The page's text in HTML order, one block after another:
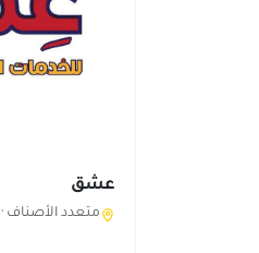
عشق
متعدد الأصناف ·